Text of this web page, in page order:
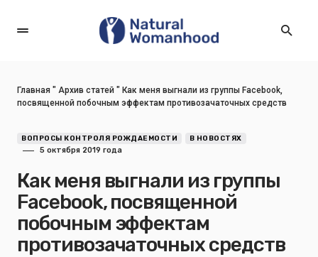
Главная " Архив статей " Как меня выгнали из группы Facebook,
посвященной побочным эффектам противозачаточных средств
ВОПРОСЫ КОНТРОЛЯ РОЖДАЕМОСТИ В НОВОСТЯХ
5 октября 2019 года
Как меня выгнали из группы
Facebook, посвященной
побочным эффектам
противозачаточных средств